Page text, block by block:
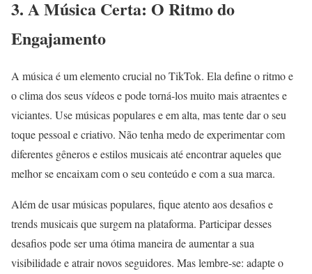
3. A Música Certa: O Ritmo do
Engajamento
A música é um elemento crucial no TikTok. Ela define o ritmo e
o clima dos seus vídeos e pode torná-los muito mais atraentes e
viciantes. Use músicas populares e em alta, mas tente dar o seu
toque pessoal e criativo. Não tenha medo de experimentar com
diferentes gêneros e estilos musicais até encontrar aqueles que
melhor se encaixam com o seu conteúdo e com a sua marca.
Além de usar músicas populares, fique atento aos desafios e
trends musicais que surgem na plataforma. Participar desses
desafios pode ser uma ótima maneira de aumentar a sua
visibilidade e atrair novos seguidores. Mas lembre-se: adapte o